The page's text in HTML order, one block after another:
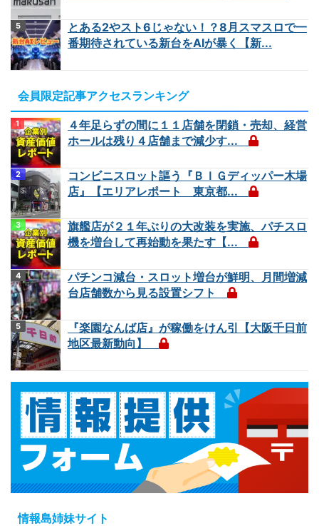
とある2やスト6じゃない！？8月スマスロで一
番期待されている新台をAIが暴く【新...
会員限定記事アクセスランキング
４年足らずの間に１１店舗を閉鎖・売却、経営
ホールは残り４店舗まで減少す...
コンビニスロット謳う『ＢＩＧディッパー木場
店』【エリアレポート 東京都...
旗艦店が２１年ぶりの大改装を実施、パチスロ
機を増台して再始動を果たす【...
パチンコ減台・スロット増台が鮮明、月間増減
台店舗数から見る設置シフト
『楽園なんば店』が稼働をけん引【大阪千日前
地区最新動向】
情報島姉妹サイト